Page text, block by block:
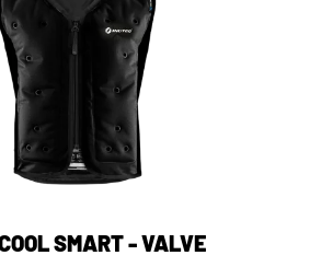
SMART - VALVE